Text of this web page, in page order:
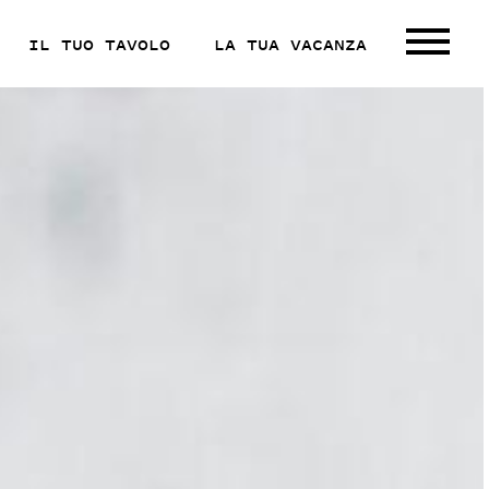
IL TUO TAVOLO LA TUA VACANZA